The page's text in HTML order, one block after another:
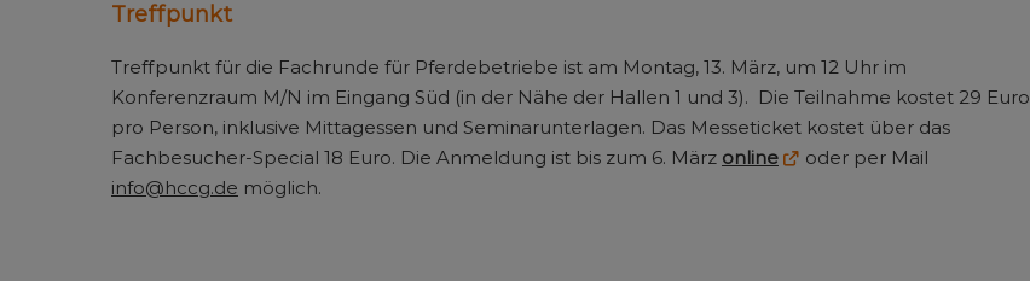
Treffpunkt
Treffpunkt für die Fachrunde für Pferdebetriebe ist am Montag, 13. März, um 12 Uhr im
Konferenzraum M/N im Eingang Süd (in der Nähe der Hallen 1 und 3). Die Teilnahme kostet 29 Euro
pro Person, inklusive Mittagessen und Seminarunterlagen. Das Messeticket kostet über das
Fachbesucher-Special 18 Euro. Die Anmeldung ist bis zum 6. März online
oder per Mail
info@hccg.de möglich.